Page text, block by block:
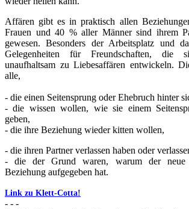
Affären gibt es in praktisch allen
Frauen und 40 % aller Männer sind ihrem
gewesen. Besonders der Arbeitsplatz und
Gelegenheiten für Freundschaften, die
unaufhaltsam zu Liebesaffären entwickeln.
alle,
- die einen Seitensprung oder Ehebruch hinter
- die wissen wollen, wie sie einem
geben,
- die ihre Beziehung wieder kitten wollen,
- die ihren Partner verlassen haben oder
- die der Grund waren, warum der neue
Beziehung aufgegeben hat.
Link zu Klett-Cotta!
- - -